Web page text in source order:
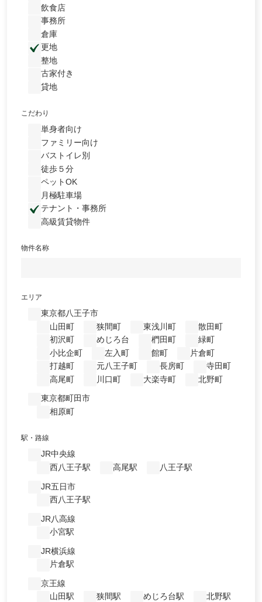
飲食店
事務所
倉庫
更地
整地
古家付き
貸地
こだわり
単身者向け
ファミリー向け
バストイレ別
徒歩５分
ペットOK
月極駐車場
テナント・事務所
高級賃貸物件
物件名称
エリア
東京都八王子市
山田町
狭間町 東浅川町
散田町
初沢町
めじろ台 椚田町
緑町
小比企町
左入町 館町
片倉町
打越町
元八王子町 長房町
寺田町
高尾町
川口町 大楽寺町 北野町
東京都町田市
相原町
駅・路線
JR中央線
西八王子駅
高尾駅 八王子駅
JR五日市
西八王子駅
JR八高線
小宮駅
JR横浜線
片倉駅
京王線
山田駅
狭間駅 めじろ台駅
北野駅